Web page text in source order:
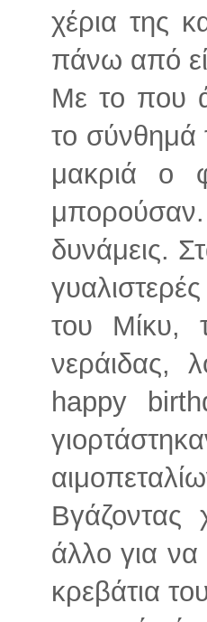
χέρια της
πάνω από
Με το που
το σύνθημά
μακριά ο
δυνάμεις.
του Μίκυ,
νεράιδας,
happy
άλλο για
κρεβάτια